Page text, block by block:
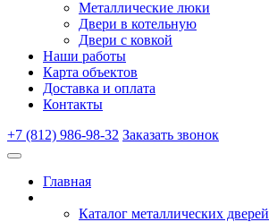
Металлические люки
Двери в котельную
Двери с ковкой
Наши работы
Карта объектов
Доставка и оплата
Контакты
+7 (812) 986-98-32 Заказать звонок
Главная
Каталог металлических дверей